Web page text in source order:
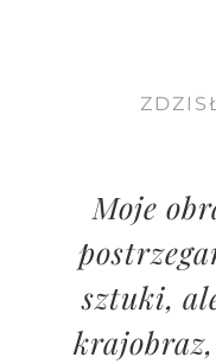
Moje
sztuki,